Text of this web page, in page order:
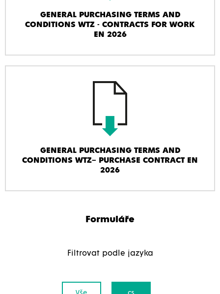
GENERAL PURCHASING TERMS AND
CONDITIONS WTZ - CONTRACTS FOR WORK
EN 2026
GENERAL PURCHASING TERMS AND
CONDITIONS WTZ– PURCHASE CONTRACT EN
2026
Formuláře
Filtrovat podle jazyka